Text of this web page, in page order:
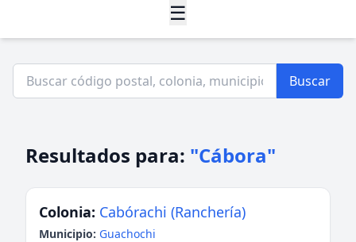
☰
Buscar
Resultados para: "Cábora"
Colonia: Cabórachi (Ranchería)
Municipio: Guachochi